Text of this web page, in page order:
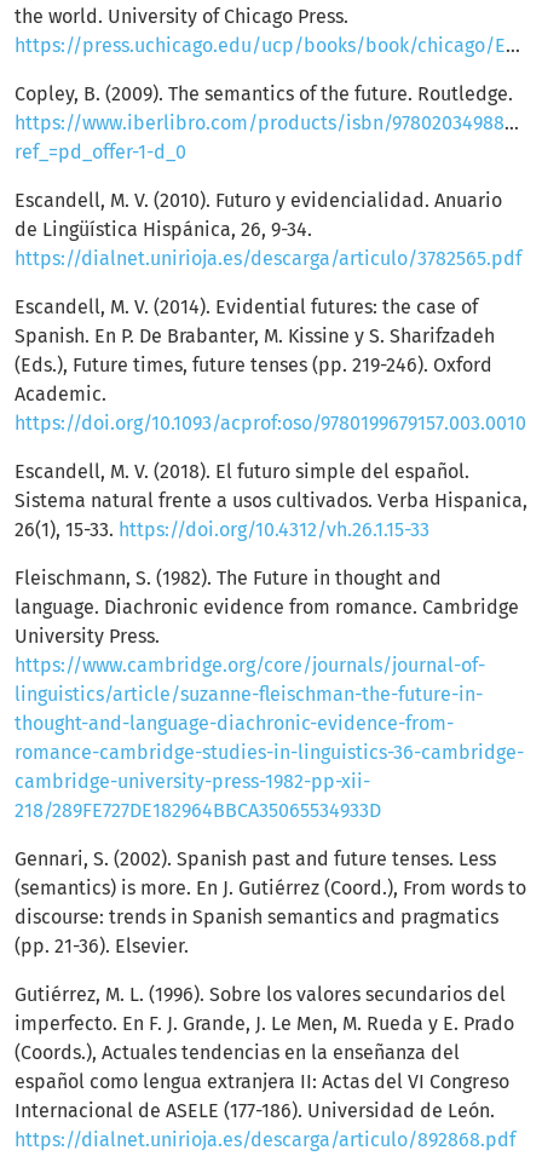
the world. University of Chicago Press.
https://press.uchicago.edu/ucp/books/book/chicago/E/bo3683926.html
Copley, B. (2009). The semantics of the future. Routledge.
https://www.iberlibro.com/products/isbn/9780203498897?
ref_=pd_offer-1-d_0
Escandell, M. V. (2010). Futuro y evidencialidad. Anuario
de Lingüística Hispánica, 26, 9-34.
https://dialnet.unirioja.es/descarga/articulo/3782565.pdf
Escandell, M. V. (2014). Evidential futures: the case of
Spanish. En P. De Brabanter, M. Kissine y S. Sharifzadeh
(Eds.), Future times, future tenses (pp. 219-246). Oxford
Academic.
https://doi.org/10.1093/acprof:oso/9780199679157.003.0010
Escandell, M. V. (2018). El futuro simple del español.
Sistema natural frente a usos cultivados. Verba Hispanica,
26(1), 15-33. https://doi.org/10.4312/vh.26.1.15-33
Fleischmann, S. (1982). The Future in thought and
language. Diachronic evidence from romance. Cambridge
University Press.
https://www.cambridge.org/core/journals/journal-of-
linguistics/article/suzanne-fleischman-the-future-in-
thought-and-language-diachronic-evidence-from-
romance-cambridge-studies-in-linguistics-36-cambridge-
cambridge-university-press-1982-pp-xii-
218/289FE727DE182964BBCA35065534933D
Gennari, S. (2002). Spanish past and future tenses. Less
(semantics) is more. En J. Gutiérrez (Coord.), From words to
discourse: trends in Spanish semantics and pragmatics
(pp. 21-36). Elsevier.
Gutiérrez, M. L. (1996). Sobre los valores secundarios del
imperfecto. En F. J. Grande, J. Le Men, M. Rueda y E. Prado
(Coords.), Actuales tendencias en la enseñanza del
español como lengua extranjera II: Actas del VI Congreso
Internacional de ASELE (177-186). Universidad de León.
https://dialnet.unirioja.es/descarga/articulo/892868.pdf